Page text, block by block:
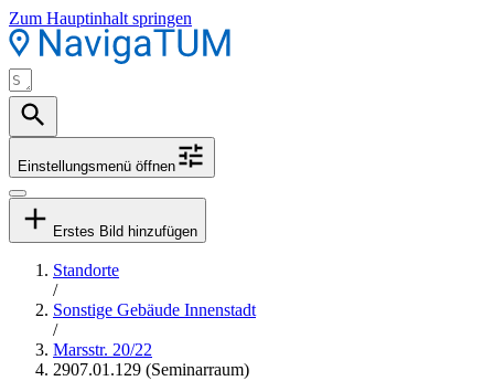
Zum Hauptinhalt springen
Einstellungsmenü öffnen
Erstes Bild hinzufügen
Standorte
/
Sonstige Gebäude Innenstadt
/
Marsstr. 20/22
2907.01.129 (Seminarraum)